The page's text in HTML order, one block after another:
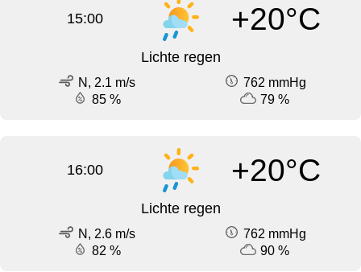
15:00 +20°C
Lichte regen
N, 2.1 m/s
762 mmHg
85 %
79 %
16:00 +20°C
Lichte regen
N, 2.6 m/s
762 mmHg
82 %
90 %